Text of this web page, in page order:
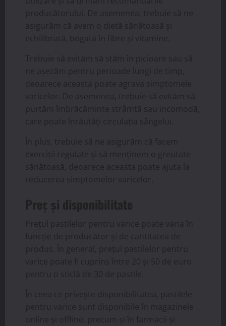
producătorului. De asemenea, trebuie să ne
asigurăm că avem o dietă sănătoasă și
echilibrată, bogată în fibre și vitamine.
Trebuie să evităm să stăm în picioare sau să
ne așezăm pentru perioade lungi de timp,
deoarece aceasta poate agrava simptomele
varicelor. De asemenea, trebuie să evităm să
purtăm îmbrăcăminte strâmtă sau incomodă,
care poate înrăutăți circulația sângelui.
În plus, trebuie să ne asigurăm că facem
exerciții regulate și să menținem o greutate
sănătoasă, deoarece aceasta poate ajuta la
reducerea simptomelor varicelor.
Preț și disponibilitate
Prețul pastilelor pentru varice poate varia în
funcție de producător și de cantitatea de
produs. În general, prețul pastilelor pentru
varice poate fi cuprins între 20 și 50 de euro
pentru o sticlă de 30 de pastile.
În ceea ce privește disponibilitatea, pastilele
pentru varice sunt disponibile în magazinele
online și offline, precum și în farmacii și